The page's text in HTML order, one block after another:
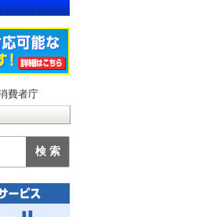
費者庁